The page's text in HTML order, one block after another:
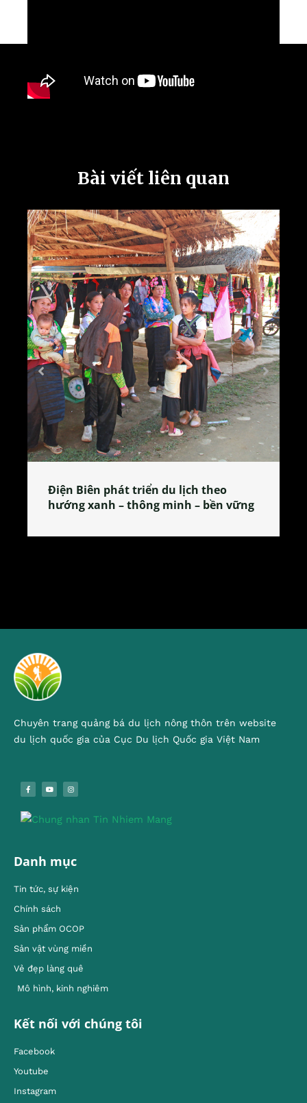
Bài viết liên quan
Làng làm bánh tẻ Phú Nhi – nơi lan
tỏa đặc sản xứ Đoài
Chuyên trang quảng bá du lịch nông thôn trên website
du lịch quốc gia của Cục Du lịch Quốc gia Việt Nam
Danh mục
Tin tức, sự kiện
Chính sách
Sản phẩm OCOP
Sản vật vùng miền
Vẻ đẹp làng quê
Mô hình, kinh nghiêm
Kết nối với chúng tôi
Facebook
Youtube
Instagram